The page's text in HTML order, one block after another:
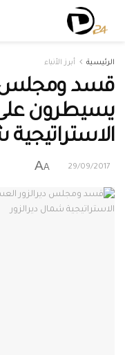
الرئيسية أبرز الأنباء
قسد ومجلس
يسيطرون
الاستراتيجية
29/09/2017
A
A